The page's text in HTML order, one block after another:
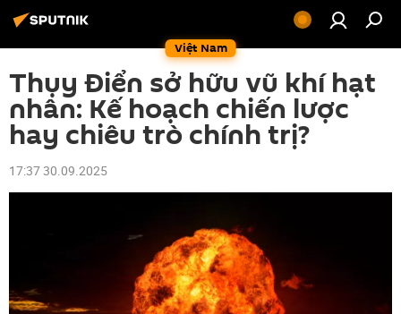
Việt Nam
Thụy Điển sở hữu vũ khí hạt
nhân: Kế hoạch chiến lược
hay chiêu trò chính trị?
17:37 30.09.2025